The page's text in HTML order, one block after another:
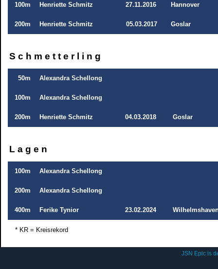
100m Henriette Schmitz 27.11.2016 Hannover
200m Henriette Schmitz 05.03.2017 Goslar
S c h m e t t e r l i n g
50m Alexandra Schellong
100m Alexandra Schellong
200m Henriette Schmitz 04.03.2018 Goslar
L a g e n
100m Alexandra Schellong
200m Alexandra Schellong
400m Ferike Tynior 23.02.2024
* KR = Kreisrekord
JSN Epic is